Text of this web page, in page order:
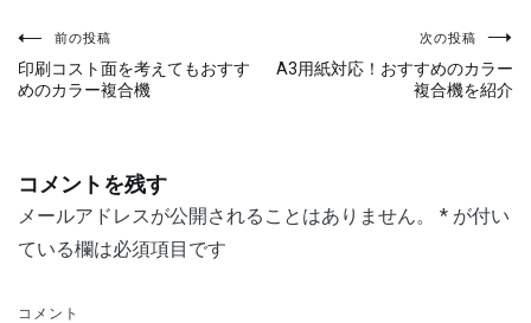
投
稿
ビ
ゲ
ー
シ
前の投稿
印刷コスト面を考えてもおすす
めのカラー複合機
次の投稿
A3用紙対応！おすすめのカラー
複合機を紹介
コメントを残す
メールアドレスが公開されることはありません。 * が付い
ている欄は必須項目です
コメント